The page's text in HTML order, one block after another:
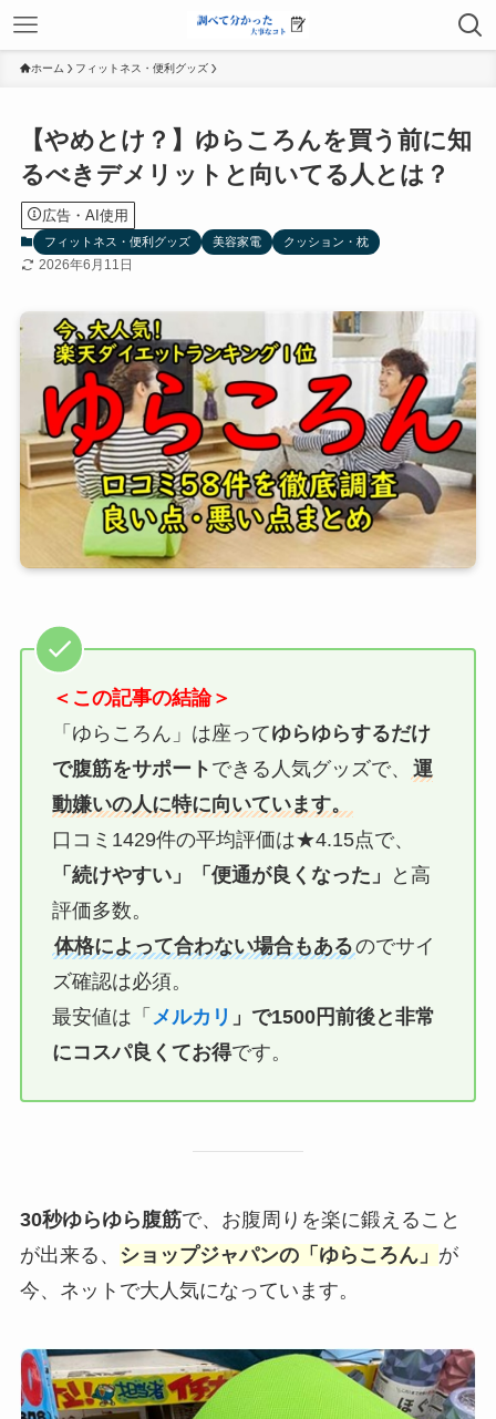
ホーム フィットネス・便利グッズ
【やめとけ？】ゆらころんを買う前に知
るべきデメリットと向いてる人とは？
広告・AI使用
フィットネス・便利グッズ 美容家電 クッション・枕
2026年6月11日
＜この記事の結論＞
「ゆらころん」は座ってゆらゆらするだけ
で腹筋をサポート できる人気グッズで、
運
動嫌いの人に特に向いています。
口コミ1429件の平均評価は★4.15点で、
「続けやすい」「便通が良くなった」
と高
評価多数。
体格によって合わない場合もあるのでサイ
ズ確認は必須。
最安値は「 メルカリ 」で1500円前後と非常
にコスパ良くてお得です。
30秒ゆらゆら腹筋で、お腹周りを楽に鍛えること
が出来る、
ショップジャパンの「ゆらころん」 が
今、ネットで大人気になっています。